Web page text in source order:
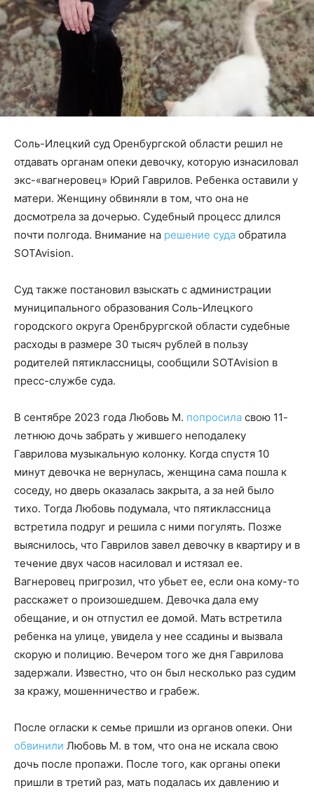
Соль-Илецкий суд Оренбургской области решил не
отдавать органам опеки девочку, которую изнасиловал
экс-«вагнеровец» Юрий Гаврилов. Ребенка оставили у
матери. Женщину обвиняли в том, что она не
досмотрела за дочерью. Судебный процесс длился
почти полгода. Внимание на решение суда обратила
SOTAvision.
Суд также постановил взыскать с администрации
муниципального образования Соль-Илецкого
городского округа Оренбрургской области судебные
расходы в размере 30 тысяч рублей в пользу
родителей пятиклассницы, сообщили SOTAvision в
пресс-службе суда.
В сентябре 2023 года Любовь М. попросила свою 11-
летнюю дочь забрать у жившего неподалеку
Гаврилова музыкальную колонку. Когда спустя 10
минут девочка не вернулась, женщина сама пошла к
соседу, но дверь оказалась закрыта, а за ней было
тихо. Тогда Любовь подумала, что пятиклассница
встретила подруг и решила с ними погулять. Позже
выяснилось, что Гаврилов завел девочку в квартиру и в
течение двух часов насиловал и истязал ее.
Вагнеровец пригрозил, что убьет ее, если она кому-то
расскажет о произошедшем. Девочка дала ему
обещание, и он отпустил ее домой. Мать встретила
ребенка на улице, увидела у нее ссадины и вызвала
скорую и полицию. Вечером того же дня Гаврилова
задержали. Известно, что он был несколько раз судим
за кражу, мошенничество и грабеж.
После огласки к семье пришли из органов опеки. Они
обвинили Любовь М. в том, что она не искала свою
дочь после пропажи. После того, как органы опеки
пришли в третий раз, мать подалась их давлению и